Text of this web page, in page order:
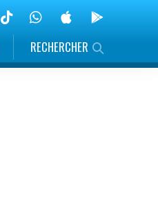
RECHERCHER